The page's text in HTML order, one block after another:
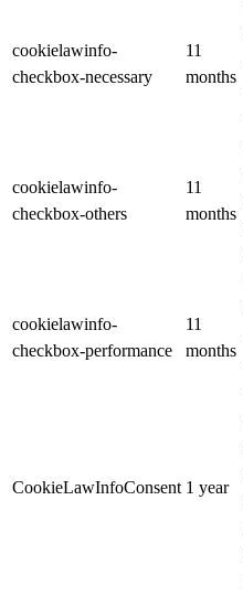
cookielawinfo-
checkbox-necessary
11
months
cookielawinfo-
checkbox-others
11
months
cookielawinfo-
checkbox-performance
11
months
CookieLawInfoConsent 1 year